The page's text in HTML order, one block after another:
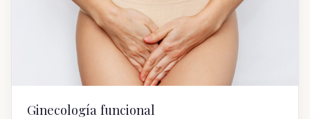
Ginecología funcional
Menopausia, post parto, salud íntima e incontinencia.
Ver →